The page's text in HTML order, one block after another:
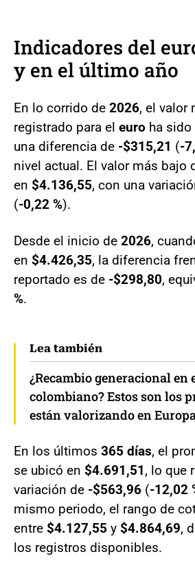
Indicadores del
y en el último año
En lo corrido de 2026, el valor
registrado para el euro ha sido
una diferencia de -$315,21 (-
nivel actual. El valor más bajo
en $4.136,55, con una
(-0,22 %).
Desde el inicio de 2026,
en $4.426,35, la diferencia
reportado es de -$298,80,
%.
Lea también
¿Recambio generacional en
colombiano? Estos son los
están valorizando en
En los últimos 365 días, el
se ubicó en $4.691,51, lo que
variación de -$563,96 (-12,02
mismo periodo, el rango de
entre $4.127,55 y $4.864,69,
los registros disponibles.